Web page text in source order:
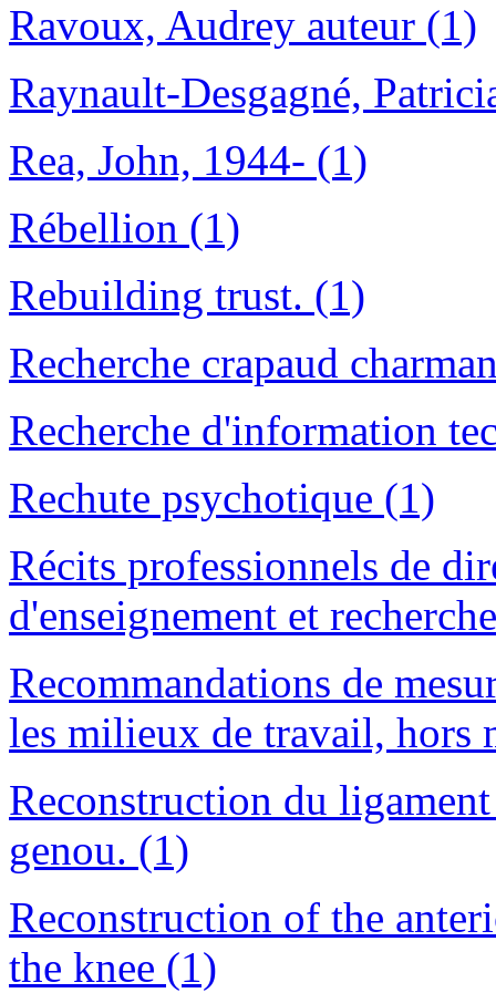
Ravoux, Audrey auteur (1)
Raynault-Desgagné,
Rea, John, 1944- (1)
Rébellion (1)
Rebuilding trust. (1)
Recherche crapaud
Recherche d'information
Rechute psychotique (1)
Récits professionnels de
d'enseignement et
Recommandations de
les milieux de travail, hors
Reconstruction du
genou. (1)
Reconstruction of the
the knee (1)